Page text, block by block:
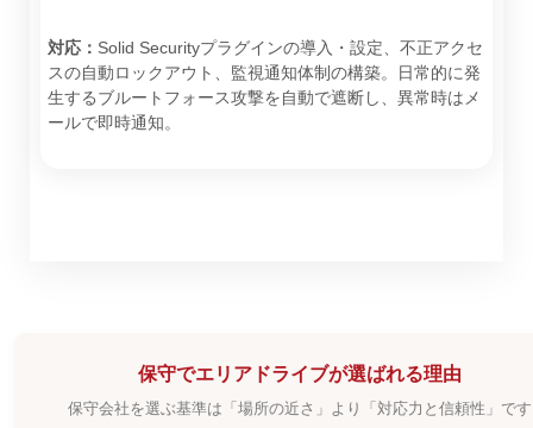
対応： Solid Securityプラグインの導入・設定、不正アクセ
スの自動ロックアウト、監視通知体制の構築。日常的に発
生するブルートフォース攻撃を自動で遮断し、異常時はメ
ールで即時通知。
保守でエリアドライブが選ばれる理由
保守会社を選ぶ基準は「場所の近さ」より「対応力と信頼性」です